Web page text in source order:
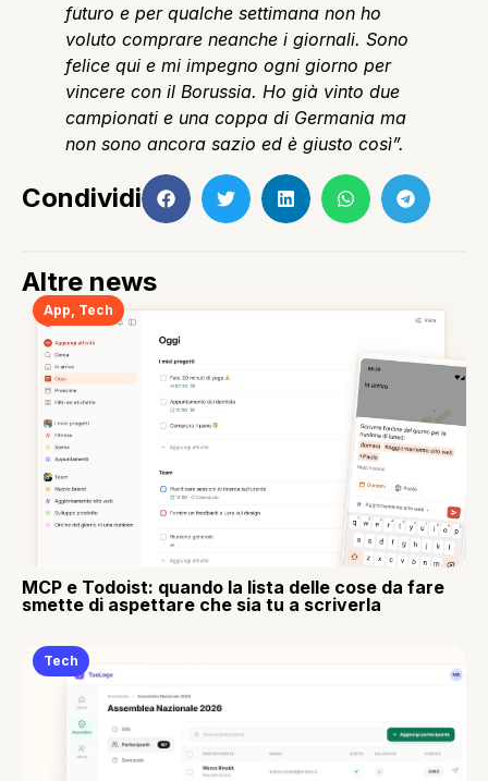
futuro e per qualche settimana non ho
voluto comprare neanche i giornali. Sono
felice qui e mi impegno ogni giorno per
vincere con il Borussia. Ho già vinto due
campionati e una coppa di Germania ma
non sono ancora sazio ed è giusto così”.
Condividi
Altre news
App Tech
MCP e Todoist: quando la lista delle cose da fare
smette di aspettare che sia tu a scriverla
Tech